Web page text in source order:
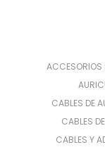
ACCESORIOS
CABLES DE
CABLES
CABLES Y